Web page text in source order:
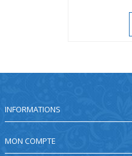
INFORMATIONS
MON COMPTE